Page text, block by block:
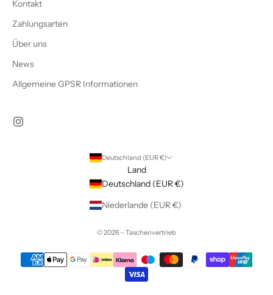
Kontakt
Zahlungsarten
Über uns
News
Allgemeine GPSR Informationen
Deutschland (EUR €)
Land
Deutschland (EUR €)
Niederlande (EUR €)
© 2026 - Taschenvertrieb